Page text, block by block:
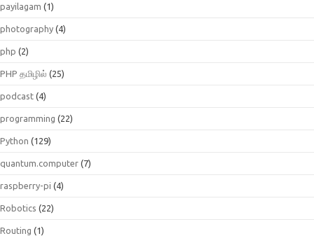
payilagam (1)
photography (4)
php (2)
PHP தமிழில் (25)
podcast (4)
programming (22)
Python (129)
quantum.computer (7)
raspberry-pi (4)
Robotics (22)
Routing (1)